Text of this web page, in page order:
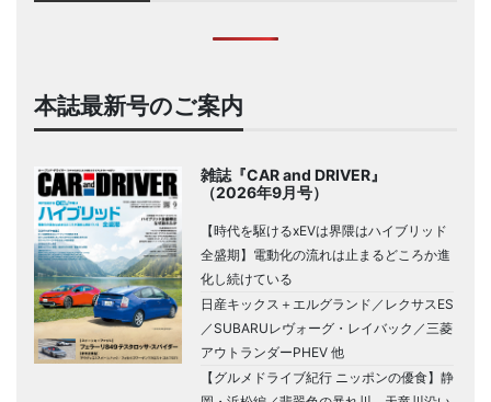
本誌最新号のご案内
雑誌『CAR and DRIVER』
（2026年9月号）
【時代を駆けるxEVは界隈はハイブリッド
全盛期】電動化の流れは止まるどころか進
化し続けている
日産キックス＋エルグランド／レクサスES
／SUBARUレヴォーグ・レイバック／三菱
アウトランダーPHEV 他
【グルメドライブ紀行 ニッポンの優食】静